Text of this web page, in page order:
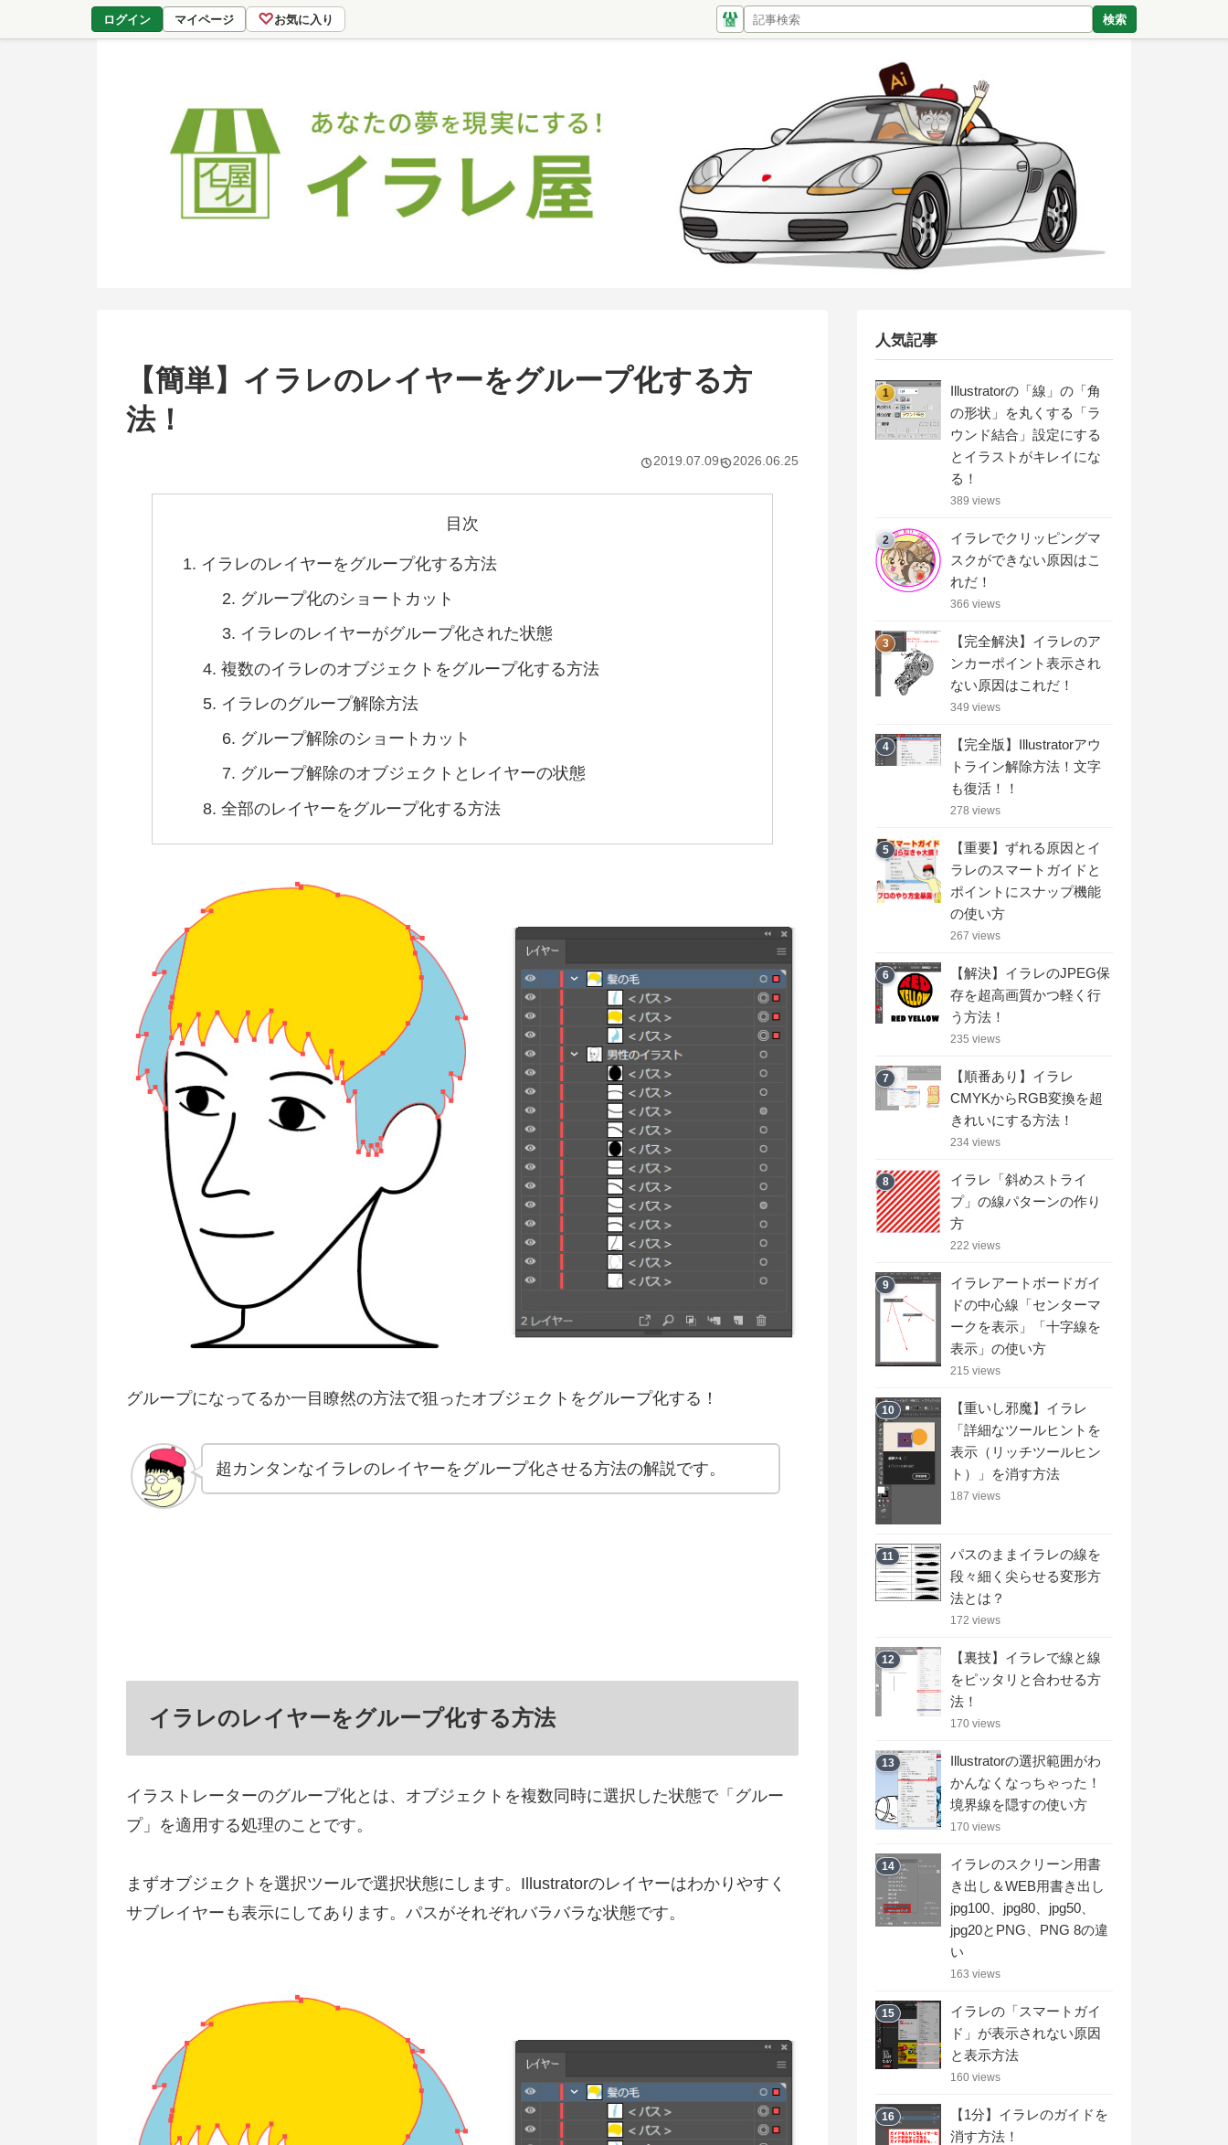
ログイン マイページ ♡お気に入り 検索
【簡単】イラレのレイヤーをグループ化する方
法！
2019.07.09 2026.06.25
目次
イラレのレイヤーをグループ化する方法
グループ化のショートカット
イラレのレイヤーがグループ化された状態
複数のイラレのオブジェクトをグループ化する方法
イラレのグループ解除方法
グループ解除のショートカット
グループ解除のオブジェクトとレイヤーの状態
全部のレイヤーをグループ化する方法
グループになってるか一目瞭然の方法で狙ったオブジェクトをグループ化する！
超カンタンなイラレのレイヤーをグループ化させる方法の解説です。
イラレのレイヤーをグループ化する方法
イラストレーターのグループ化とは、オブジェクトを複数同時に選択した状態で「グルー
プ」を適用する処理のことです。
まずオブジェクトを選択ツールで選択状態にします。Illustratorのレイヤーはわかりやすく
サブレイヤーも表示にしてあります。パスがそれぞれバラバラな状態です。
人気記事
1
Illustratorの「線」の「角
の形状」を丸くする「ラ
ウンド結合」設定にする
とイラストがキレイにな
る！
389 views
2
イラレでクリッピングマ
スクができない原因はこ
れだ！
366 views
3
【完全解決】イラレのア
ンカーポイント表示され
ない原因はこれだ！
349 views
4
【完全版】Illustratorアウ
トライン解除方法！文字
も復活！！
278 views
5
【重要】ずれる原因とイ
ラレのスマートガイドと
ポイントにスナップ機能
の使い方
267 views
6
【解決】イラレのJPEG保
存を超高画質かつ軽く行
う方法！
235 views
7
【順番あり】イラレ
CMYKからRGB変換を超
きれいにする方法！
234 views
8
イラレ「斜めストライ
プ」の線パターンの作り
方
222 views
9
イラレアートボードガイ
ドの中心線「センターマ
ークを表示」「十字線を
表示」の使い方
215 views
10
【重いし邪魔】イラレ
「詳細なツールヒントを
表示（リッチツールヒン
ト）」を消す方法
187 views
11
パスのままイラレの線を
段々細く尖らせる変形方
法とは？
172 views
12
【裏技】イラレで線と線
をピッタリと合わせる方
法！
170 views
13
Illustratorの選択範囲がわ
かんなくなっちゃった！
境界線を隠すの使い方
170 views
14
イラレのスクリーン用書
き出し＆WEB用書き出し
jpg100、jpg80、jpg50、
jpg20とPNG、PNG 8の違
い
163 views
15
イラレの「スマートガイ
ド」が表示されない原因
と表示方法
160 views
16
【1分】イラレのガイドを
消す方法！